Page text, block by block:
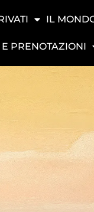
IL
PRENOTAZIONI